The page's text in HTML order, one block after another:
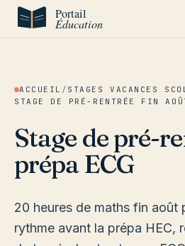
Aller au contenu
ACCUEIL / STAGES VACANCES
STAGE DE PRÉ-RENTRÉE FIN
Stage de pré-
prépa ECG
20 heures de maths fin août
rythme avant la prépa HEC,